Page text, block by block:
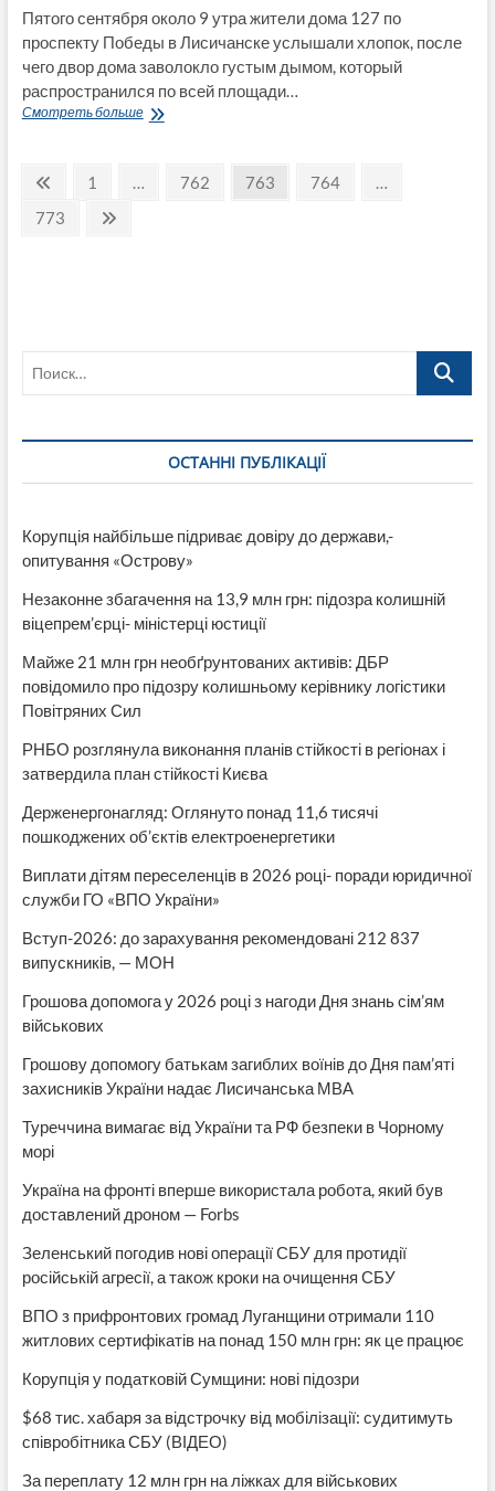
Пятого сентября около 9 утра жители дома 127 по
проспекту Победы в Лисичанске услышали хлопок, после
чего двор дома заволокло густым дымом, который
распространился по всей площади…
Смотреть больше5
виновник
Пагинация
записей
Пред.Страница
1 … Страница
762 Страница
763 Страница
764
…
Страница
773
След.
Поиск…
ОСТАННІ ПУБЛІКАЦІЇ
Корупція найбільше підриває довіру до держави,-
опитування «Острову»
Незаконне збагачення на 13,9 млн грн: підозра колишній
віцепрем’єрці- міністерці юстиції
Майже 21 млн грн необґрунтованих активів: ДБР
повідомило про підозру колишньому керівнику логістики
Повітряних Сил
РНБО розглянула виконання планів стійкості в регіонах і
затвердила план стійкості Києва
Держенергонагляд: Оглянуто понад 11,6 тисячі
пошкоджених об’єктів електроенергетики
Виплати дітям переселенців в 2026 році- поради юридичної
служби ГО «ВПО України»
Вступ-2026: до зарахування рекомендовані 212 837
випускників, — МОН
Грошова допомога у 2026 році з нагоди Дня знань сім’ям
військових
Грошову допомогу батькам загиблих воїнів до Дня пам’яті
захисників України надає Лисичанська МВА
Туреччина вимагає від України та РФ безпеки в Чорному
морі
Україна на фронті вперше використала робота, який був
доставлений дроном — Forbs
Зеленський погодив нові операції СБУ для протидії
російській агресії, а також кроки на очищення СБУ
ВПО з прифронтових громад Луганщини отримали 110
житлових сертифікатів на понад 150 млн грн: як це працює
Корупція у податковій Сумщини: нові підозри
$68 тис. хабаря за відстрочку від мобілізації: судитимуть
співробітника СБУ (ВІДЕО)
За переплату 12 млн грн на ліжках для військових